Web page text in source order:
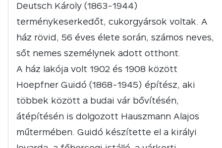
Deutsch Károly (1863-1944)
terménykeserkedőt, cukorgyársok voltak. A
ház rövid, 56 éves élete során, számos neves,
sőt nemes személynek adott otthont.
A ház lakója volt 1902 és 1908 között
Hoepfner Guidó (1868-1945) építész, aki
többek között a budai vár bővítésén,
átépítésén is dolgozott Hauszmann Alajos
műtermében. Guidó készítette el a királyi